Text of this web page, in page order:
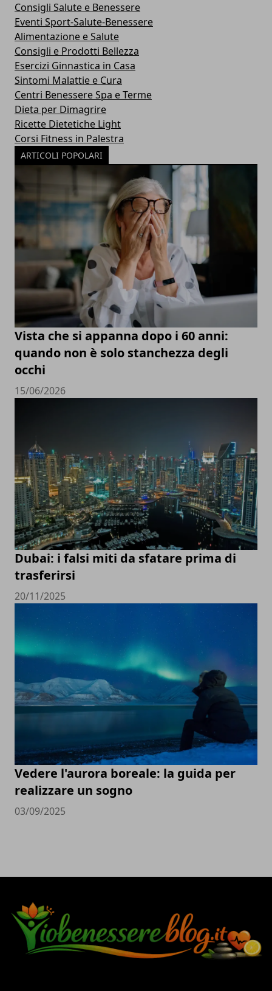
Consigli Salute e Benessere
Eventi Sport-Salute-Benessere
Alimentazione e Salute
Consigli e Prodotti Bellezza
Esercizi Ginnastica in Casa
Sintomi Malattie e Cura
Centri Benessere Spa e Terme
Dieta per Dimagrire
Ricette Dietetiche Light
Corsi Fitness in Palestra
ARTICOLI POPOLARI
Vista che si appanna dopo i 60 anni:
quando non è solo stanchezza degli
occhi
15/06/2026
Dubai: i falsi miti da sfatare prima di
trasferirsi
20/11/2025
Vedere l'aurora boreale: la guida per
realizzare un sogno
03/09/2025